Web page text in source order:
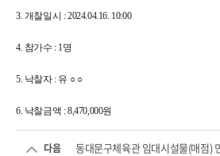
3. 개찰일시 : 2024.04.16. 10:00
4. 참가수 : 1명
5. 낙찰자 : 유 ○ ○
6. 낙찰금액 : 8,470,000원
다음 동대문구체육관 임대시설물(매점)